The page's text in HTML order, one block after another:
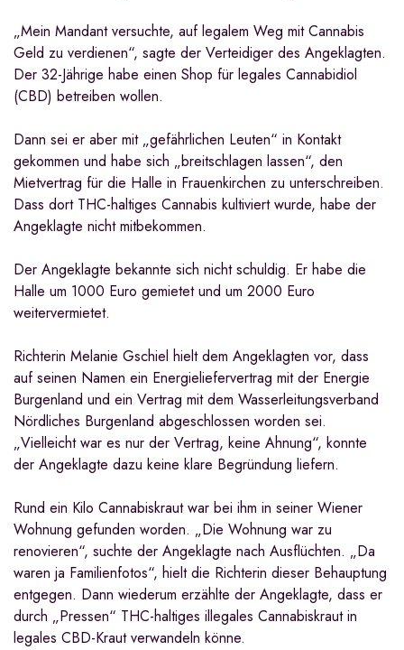
„Mein Mandant versuchte, auf legalem Weg mit Cannabis
Geld zu verdienen“, sagte der Verteidiger des Angeklagten.
Der 32-Jährige habe einen Shop für legales Cannabidiol
(CBD) betreiben wollen.
Dann sei er aber mit „gefährlichen Leuten“ in Kontakt
gekommen und habe sich „breitschlagen lassen“, den
Mietvertrag für die Halle in Frauenkirchen zu unterschreiben.
Dass dort THC-haltiges Cannabis kultiviert wurde, habe der
Angeklagte nicht mitbekommen.
Der Angeklagte bekannte sich nicht schuldig. Er habe die
Halle um 1000 Euro gemietet und um 2000 Euro
weitervermietet.
Richterin Melanie Gschiel hielt dem Angeklagten vor, dass
auf seinen Namen ein Energieliefervertrag mit der Energie
Burgenland und ein Vertrag mit dem Wasserleitungsverband
Nördliches Burgenland abgeschlossen worden sei.
„Vielleicht war es nur der Vertrag, keine Ahnung“, konnte
der Angeklagte dazu keine klare Begründung liefern.
Rund ein Kilo Cannabiskraut war bei ihm in seiner Wiener
Wohnung gefunden worden. „Die Wohnung war zu
renovieren“, suchte der Angeklagte nach Ausflüchten. „Da
waren ja Familienfotos“, hielt die Richterin dieser Behauptung
entgegen. Dann wiederum erzählte der Angeklagte, dass er
durch „Pressen“ THC-haltiges illegales Cannabiskraut in
legales CBD-Kraut verwandeln könne.